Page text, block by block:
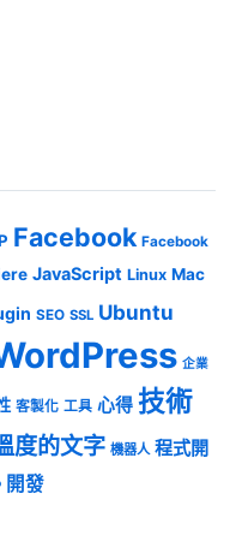
Facebook Facebook
JavaScript Linux Mac
SEO SSL Ubuntu
企業
客製化 工具 心得 技術
度的文字 機器人 程式開
開發